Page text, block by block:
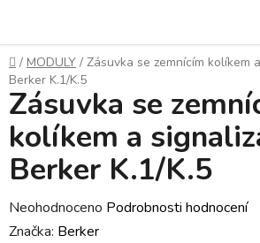
obsah
Domů
/ MODULY / Zásuvka se zemnícím kolíkem
Berker K.1/K.5
Zásuvka se
kolíkem a
Berker K.1/K.5
Průměrné
hodnocení
Neohodnoceno Podrobnosti hodnocení
Značka: Berker